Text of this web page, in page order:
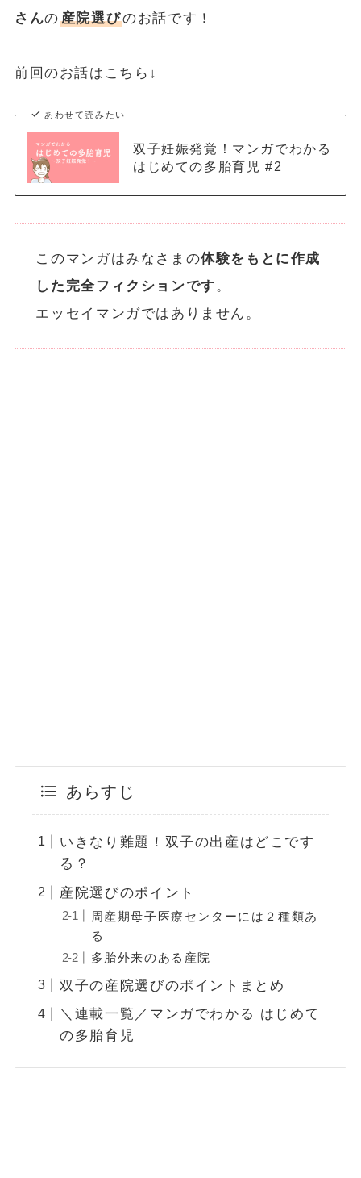
さんの産院選びのお話です！
前回のお話はこちら↓
あわせて読みたい
双子妊娠発覚！マンガでわかる
はじめての多胎育児 #2
このマンガはみなさまの体験をもとに作成
した完全フィクションです。
エッセイマンガではありません。
あらすじ
いきなり難題！双子の出産はどこです
る？
産院選びのポイント
周産期母子医療センターには２種類あ
る
多胎外来のある産院
双子の産院選びのポイントまとめ
＼連載一覧／マンガでわかる はじめて
の多胎育児